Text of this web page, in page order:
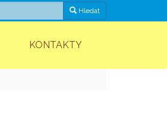
Hledat
KONTAKTY